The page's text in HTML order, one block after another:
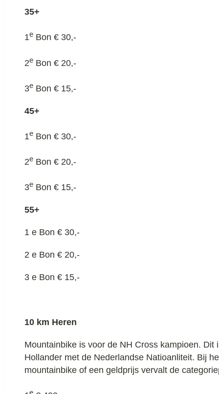
35+
1e Bon € 30,-
2e Bon € 20,-
3e Bon € 15,-
45+
1e Bon € 30,-
2e Bon € 20,-
3e Bon € 15,-
55+
1 e Bon € 30,-
2 e Bon € 20,-
3 e Bon € 15,-
10 km Heren
Mountainbike is voor de NH Cross kampioen. Dit
Hollander met de Nederlandse Natioanliteit. Bij
mountainbike of een geldprijs vervalt de
e